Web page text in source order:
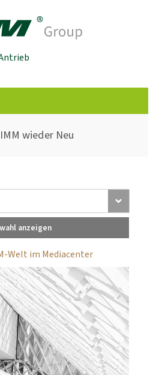
wieder Neu
anzeigen
Welt im Mediacenter